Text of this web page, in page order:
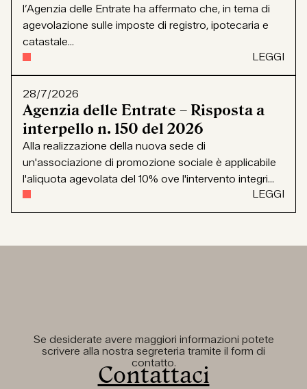
l’Agenzia delle Entrate ha affermato che, in tema di
agevolazione sulle imposte di registro, ipotecaria e
catastale...
LEGGI
28/7/2026
Agenzia delle Entrate – Risposta a
interpello n. 150 del 2026
Alla realizzazione della nuova sede di
un'associazione di promozione sociale è applicabile
l'aliquota agevolata del 10% ove l'intervento integri...
LEGGI
Se desiderate avere maggiori informazioni potete
scrivere alla nostra segreteria tramite il form di
contatto.
Contattaci